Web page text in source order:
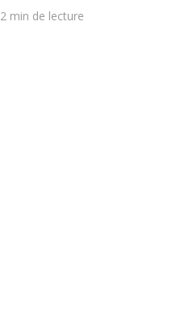
2 min de lecture